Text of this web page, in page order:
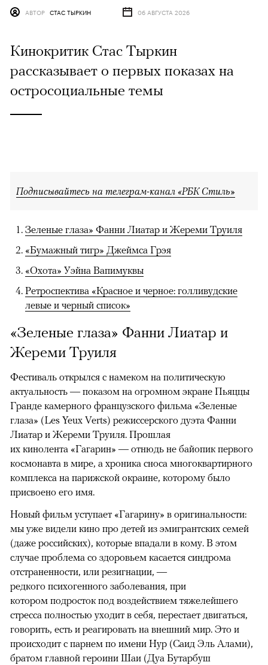
АВТОР СТАС ТЫРКИН 06 АВГУСТА 2026
Кинокритик Стас Тыркин
рассказывает о первых показах на
остросоциальные темы
Подписывайтесь на телеграм-канал «РБК Стиль»
Зеленые глаза» Фанни Лиатар и Жереми Труиля
«Бумажный тигр» Джеймса Грэя
«Охота» Уэйна Вапимуквы
Ретроспектива «Красное и черное: голливудские
левые и черный список»
«Зеленые глаза» Фанни Лиатар и
Жереми Труиля
Фестиваль открылся с намеком на политическую
актуальность — показом на огромном экране Пьяццы
Гранде камерного французского фильма «Зеленые
глаза» (Les Yeux Verts) режиссерского дуэта Фанни
Лиатар и Жереми Труиля. Прошлая
их кинолента «Гагарин» — отнюдь не байопик первого
космонавта в мире, а хроника сноса многоквартирного
комплекса на парижской окраине, которому было
присвоено его имя.
Новый фильм уступает «Гагарину» в оригинальности:
мы уже видели кино про детей из эмигрантских семей
(даже российских), которые впадали в кому. В этом
случае проблема со здоровьем касается синдрома
отстраненности, или резигнации, —
редкого психогенного заболевания, при
котором подросток под воздействием тяжелейшего
стресса полностью уходит в себя, перестает двигаться,
говорить, есть и реагировать на внешний мир. Это и
происходит с парнем по имени Нур (Саид Эль Алами),
братом главной героини Шаи (Дуа Бутарбуш